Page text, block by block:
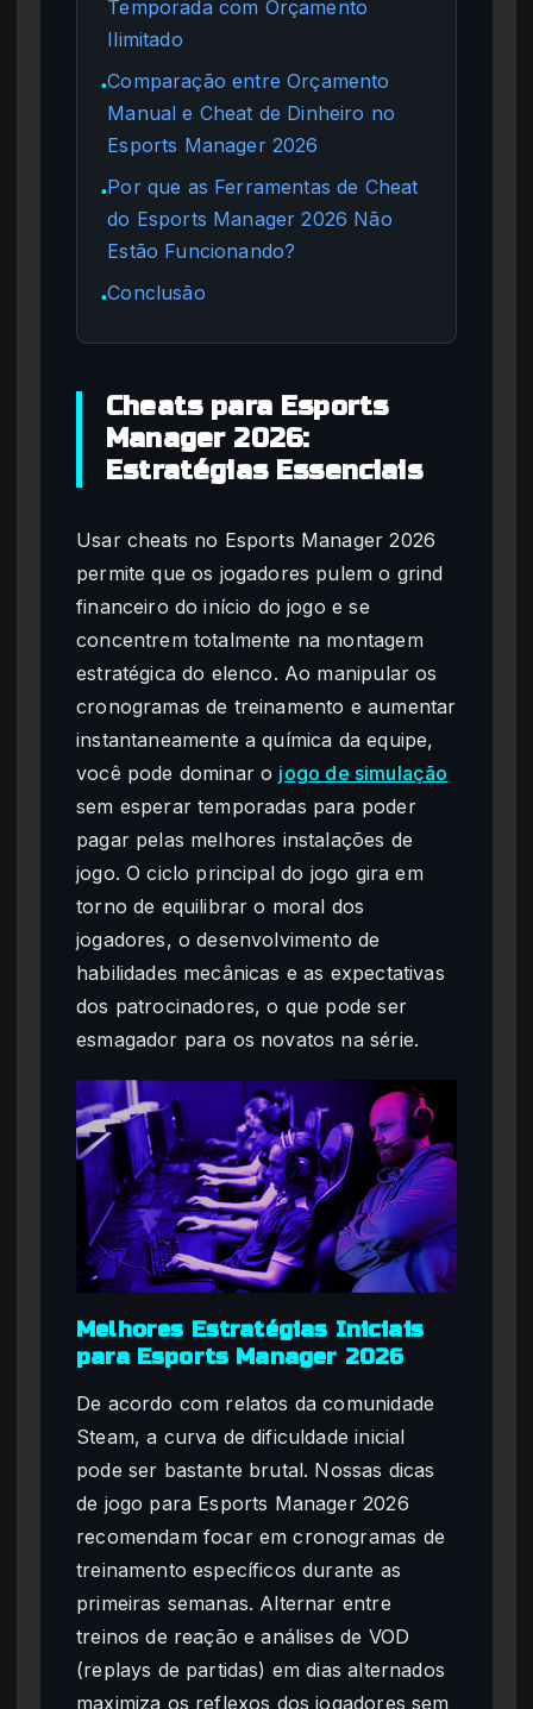
Temporada com Orçamento
Ilimitado
●Comparação entre Orçamento
Manual e Cheat de Dinheiro no
Esports Manager 2026
●Por que as Ferramentas de Cheat
do Esports Manager 2026 Não
Estão Funcionando?
●Conclusão
Cheats para Esports
Manager 2026:
Estratégias Essenciais
Usar cheats no Esports Manager 2026
permite que os jogadores pulem o grind
financeiro do início do jogo e se
concentrem totalmente na montagem
estratégica do elenco. Ao manipular os
cronogramas de treinamento e aumentar
instantaneamente a química da equipe,
você pode dominar o jogo de simulação
sem esperar temporadas para poder
pagar pelas melhores instalações de
jogo. O ciclo principal do jogo gira em
torno de equilibrar o moral dos
jogadores, o desenvolvimento de
habilidades mecânicas e as expectativas
dos patrocinadores, o que pode ser
esmagador para os novatos na série.
Melhores Estratégias Iniciais
para Esports Manager 2026
De acordo com relatos da comunidade
Steam, a curva de dificuldade inicial
pode ser bastante brutal. Nossas dicas
de jogo para Esports Manager 2026
recomendam focar em cronogramas de
treinamento específicos durante as
primeiras semanas. Alternar entre
treinos de reação e análises de VOD
(replays de partidas) em dias alternados
maximiza os reflexos dos jogadores sem